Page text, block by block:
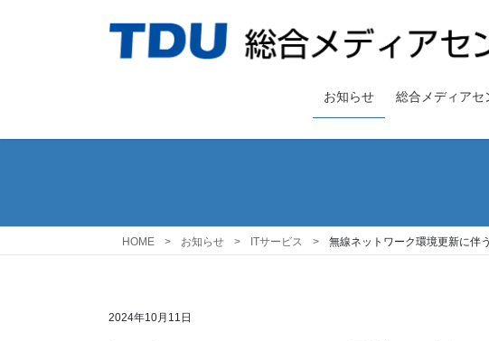
ス
ン
お知らせ 総合メディアセ
HOME お知らせ ITサービス 無線ネットワーク環境更新に伴
2024年10月11日